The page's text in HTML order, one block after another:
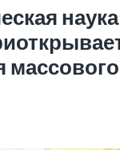
массового